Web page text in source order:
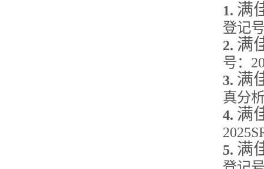
1. 满
登记
2. 满
号：
3. 满
真分
4. 满
5. 满